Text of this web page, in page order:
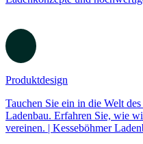
Ladenbau. Kesseböhmer
Ladenkonzepte und
Produktdesign